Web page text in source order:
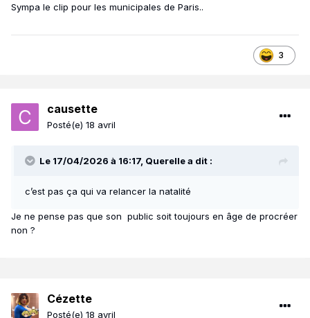
Sympa le clip pour les municipales de Paris..
3
causette
Posté(e) 18 avril
Le 17/04/2026 à 16:17, Querellea dit :
c’est pas ça qui va relancer la natalité
Je ne pense pas que son public soit toujours en âge de procréer
non ?
Cézette
Posté(e) 18 avril